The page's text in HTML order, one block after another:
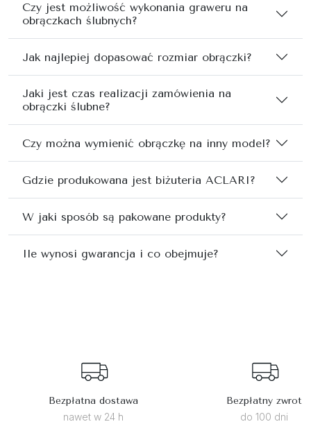
Czy jest możliwość wykonania graweru na
obrączkach ślubnych?
Jak najlepiej dopasować rozmiar obrączki?
Jaki jest czas realizacji zamówienia na
obrączki ślubne?
Czy można wymienić obrączkę na inny model?
Gdzie produkowana jest biżuteria ACLARI?
W jaki sposób są pakowane produkty?
Ile wynosi gwarancja i co obejmuje?
Bezpłatna dostawa
nawet w 24 h
Bezpłatny zwrot
do 100 dni